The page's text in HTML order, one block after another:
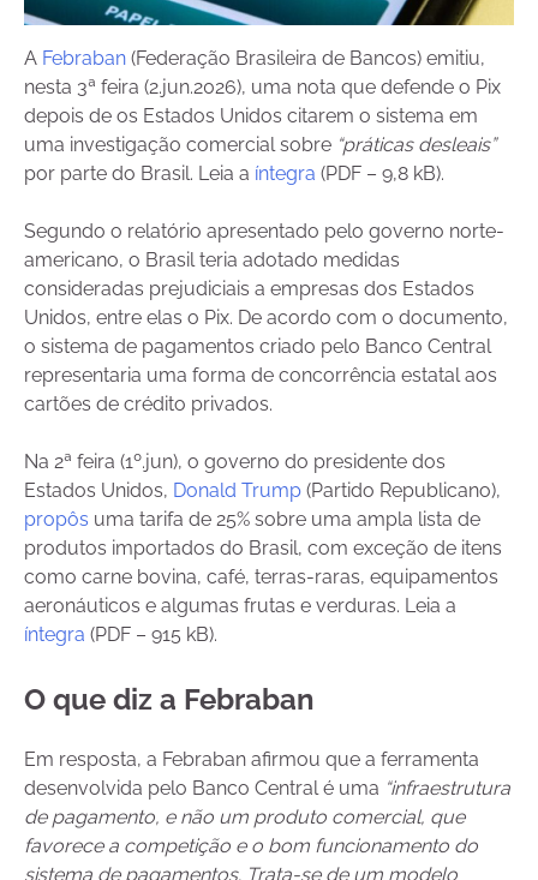
A Febraban (Federação Brasileira de Bancos) emitiu,
nesta 3ª feira (2.jun.2026), uma nota que defende o Pix
depois de os Estados Unidos citarem o sistema em
uma investigação comercial sobre “práticas desleais”
por parte do Brasil. Leia a íntegra (PDF – 9,8 kB).
Segundo o relatório apresentado pelo governo norte-
americano, o Brasil teria adotado medidas
consideradas prejudiciais a empresas dos Estados
Unidos, entre elas o Pix. De acordo com o documento,
o sistema de pagamentos criado pelo Banco Central
representaria uma forma de concorrência estatal aos
cartões de crédito privados.
Na 2ª feira (1º.jun), o governo do presidente dos
Estados Unidos, Donald Trump (Partido Republicano),
propôs uma tarifa de 25% sobre uma ampla lista de
produtos importados do Brasil, com exceção de itens
como carne bovina, café, terras-raras, equipamentos
aeronáuticos e algumas frutas e verduras. Leia a
íntegra (PDF – 915 kB).
O que diz a Febraban
Em resposta, a Febraban afirmou que a ferramenta
desenvolvida pelo Banco Central é uma “infraestrutura
de pagamento, e não um produto comercial, que
favorece a competição e o bom funcionamento do
sistema de pagamentos. Trata-se de um modelo